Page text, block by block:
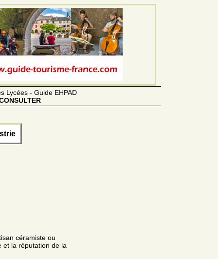
Lycées - Guide EHPAD
céramiste ou
et la réputation de la